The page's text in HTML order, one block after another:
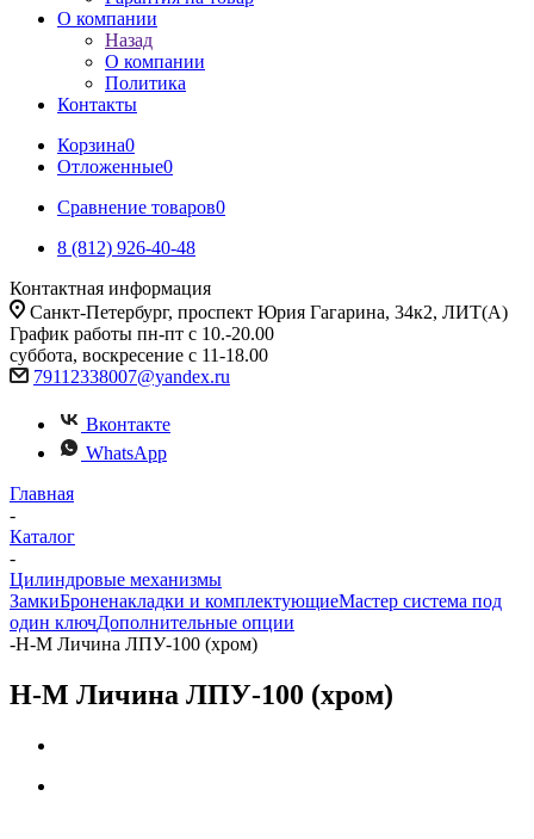
О компании
Назад
О компании
Политика
Контакты
Корзина0
Отложенные0
Сравнение товаров0
8 (812) 926-40-48
Контактная информация
Санкт-Петербург, проспект Юрия Гагарина, 34к2, ЛИТ(А)
График работы пн-пт с 10.-20.00
суббота, воскресение с 11-18.00
79112338007@yandex.ru
Вконтакте
WhatsApp
Главная
-
Каталог
-
Цилиндровые механизмы
ЗамкиБроненакладки и комплектующиеМастер система под
один ключДополнительные опции
-Н-М Личина ЛПУ-100 (хром)
Н-М Личина ЛПУ-100 (хром)